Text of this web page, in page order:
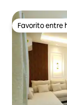
Favorito entre
Favorito entre